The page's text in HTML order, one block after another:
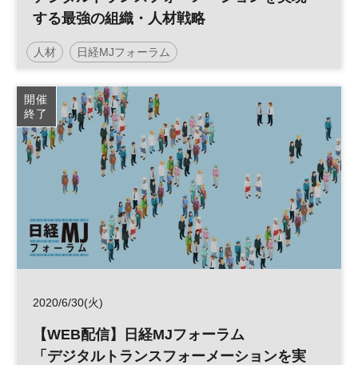
する最強の組織・人材戦略
人材 日経MJフォーラム
デジタルトランスフォーメーション 人事 組織
DX HR 参加無料
開催
終了
2020/6/30(火)
【WEB配信】日経MJフォーラム
「デジタルトランスフォーメーションを実